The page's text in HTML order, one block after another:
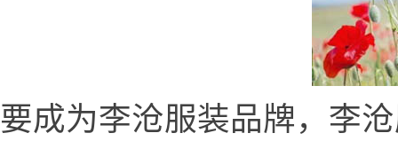
要成为李沧服装品牌，李